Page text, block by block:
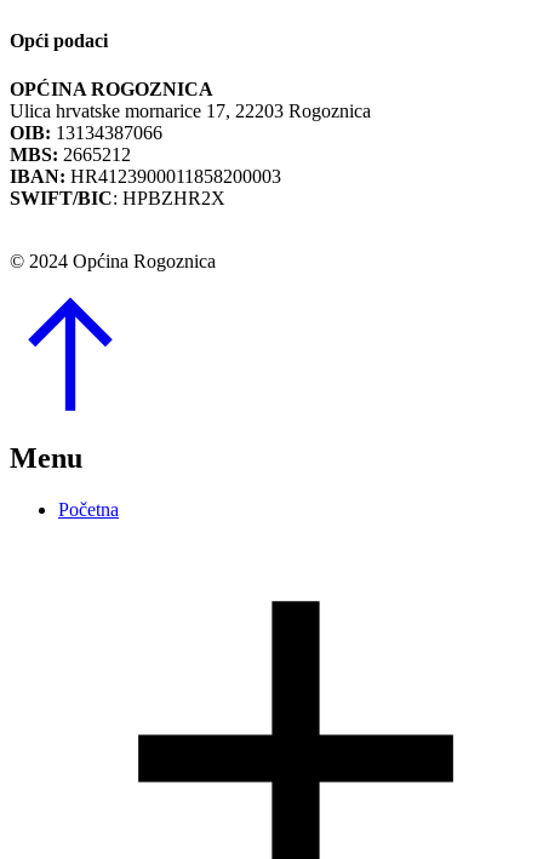
Opći podaci
OPĆINA ROGOZNICA
Ulica hrvatske mornarice 17, 22203 Rogoznica
OIB: 13134387066
MBS: 2665212
IBAN: HR4123900011858200003
SWIFT/BIC: HPBZHR2X
© 2024 Općina Rogoznica
Menu
Početna